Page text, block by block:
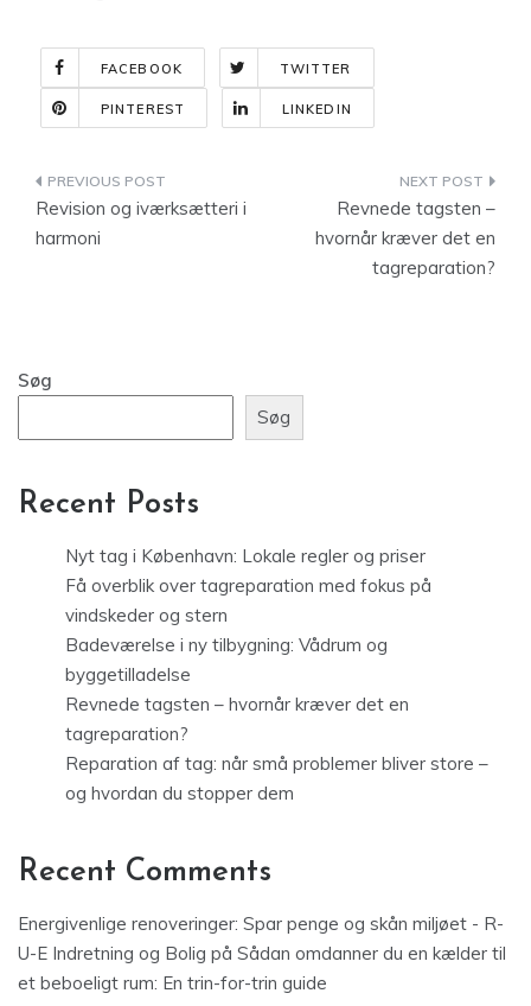
FACEBOOK TWITTER
PINTEREST LINKEDIN
Indlægsnavigation
Revision og iværksætteri i
harmoni
Revnede tagsten –
hvornår kræver det en
tagreparation?
Søg
Søg
Recent Posts
Nyt tag i København: Lokale regler og priser
Få overblik over tagreparation med fokus på
vindskeder og stern
Badeværelse i ny tilbygning: Vådrum og
byggetilladelse
Revnede tagsten – hvornår kræver det en
tagreparation?
Reparation af tag: når små problemer bliver store –
og hvordan du stopper dem
Recent Comments
Energivenlige renoveringer: Spar penge og skån miljøet - R-
U-E Indretning og Bolig på Sådan omdanner du en kælder til
et beboeligt rum: En trin-for-trin guide